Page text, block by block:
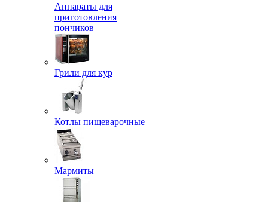
Аппараты для
приготовления
пончиков
Грили для кур
Котлы пищеварочные
Мармиты